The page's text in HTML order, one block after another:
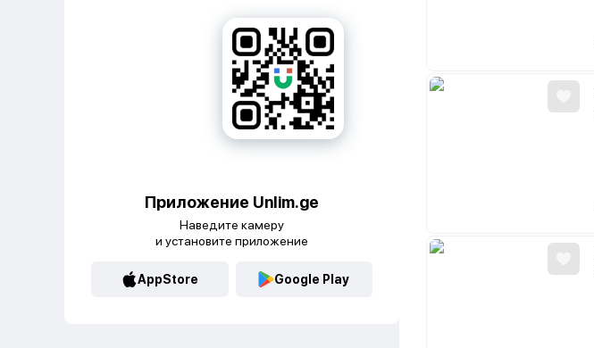
Приложение Unlim.ge
Наведите камеру
и установите приложение
AppStore Google Play